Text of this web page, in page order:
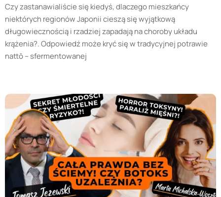
Czy zastanawialiście się kiedyś, dlaczego mieszkańcy
niektórych regionów Japonii cieszą się wyjątkową
długowiecznością i rzadziej zapadają na choroby układu
krążenia?. Odpowiedź może kryć się w tradycyjnej potrawie
nattō – sfermentowanej